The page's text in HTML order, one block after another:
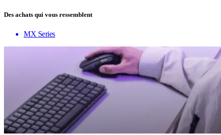
Des achats qui vous ressemblent
MX Series